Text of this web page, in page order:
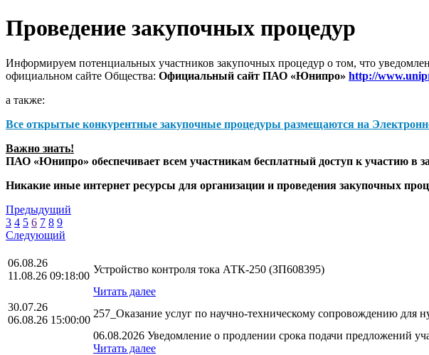
Проведение закупочных процедур
Информируем потенциальных участников закупочных процедур о том, что
официальном сайте Общества: Официальный сайт ПАО «Юнипро» http://
а также:
Все открытые конкурентные закупочные процедуры размещаются на
Важно знать!
ПАО «Юнипро» обеспечивает всем участникам бесплатный доступ к участию в
Никакие иные интернет ресурсы для организации и проведения закупочных
Предыдущий
3 4 5 6 7 8 9
Следующий
06.08.26
11.08.26 09:18:00
Устройство контроля тока АТК-250 (ЗП608395)
Читать далее
30.07.26
06.08.26 15:00:00
257_Оказание услуг по научно-техническому сопровождению
06.08.2026 Уведомление о продлении срока подачи предложений
Читать далее